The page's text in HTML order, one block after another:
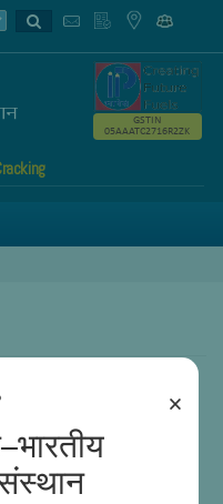
×
GSTIN
05AAATC2716R2ZK